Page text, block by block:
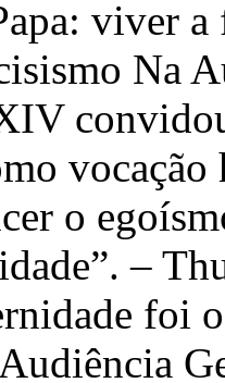
viver
Na
o
–
foi